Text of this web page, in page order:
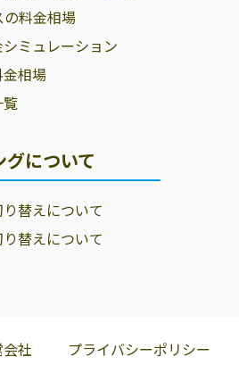
料金相場
ミュレーション
相場
覧
について
替えについて
替えについて
社 プライバシーポリシー